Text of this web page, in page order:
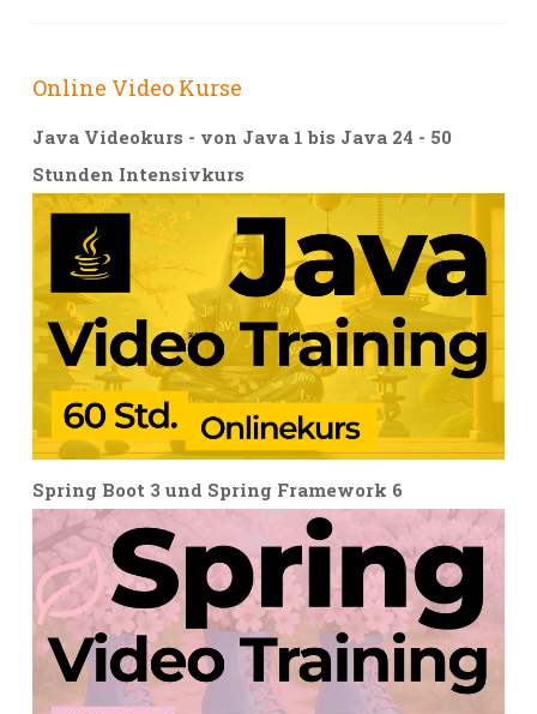
Online Video Kurse
Java Videokurs - von Java 1 bis Java 24 - 50
Stunden Intensivkurs
Spring Boot 3 und Spring Framework 6